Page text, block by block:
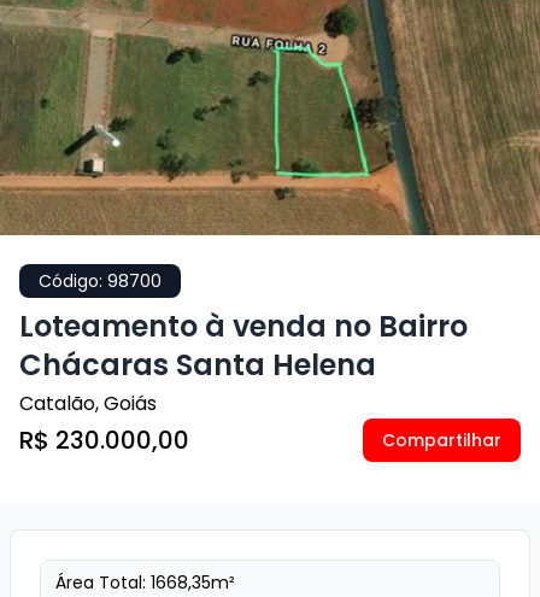
Código: 98700
Loteamento à venda no Bairro
Chácaras Santa Helena
Catalão,Goiás
R$ 230.000,00 Compartilhar
Área Total: 1668,35m²